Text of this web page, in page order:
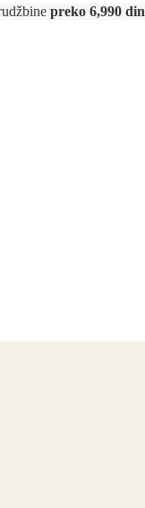
preko 6,990 din